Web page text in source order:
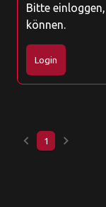
Bitte
können.
Login
keyboard_arrow_left 1 keyboard_arrow_right